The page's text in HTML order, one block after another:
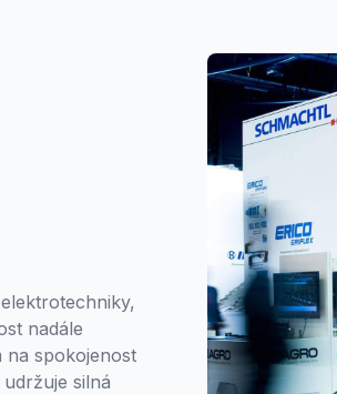
zajištěného výměníku je možnost
výměníku na vhodnou dobu, není
nadále
na spokojenost
silná